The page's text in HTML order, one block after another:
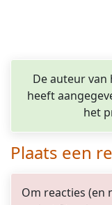
De auteur
heeft
het
Plaats een
Om reacties (en